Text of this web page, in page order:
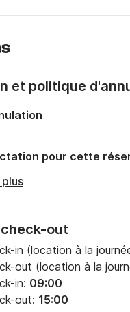
18cv
out
in (location à la
out (location à la
in: 09:00
out: 15:00
et politique
pour cette
plus